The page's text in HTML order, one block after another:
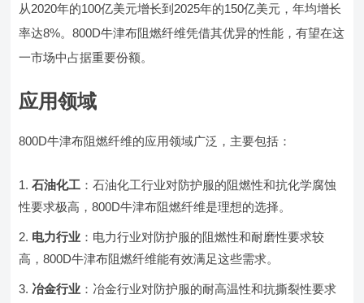
从2020年的100亿美元增长到2025年的150亿美元，年均增长
率达8%。800D牛津布阻燃纤维凭借其优异的性能，有望在这
一市场中占据重要份额。
应用领域
800D牛津布阻燃纤维的应用领域广泛，主要包括：
石油化工 ：石油化工行业对防护服的阻燃性和抗化学腐蚀
性要求极高，800D牛津布阻燃纤维是理想的选择。
电力行业 ：电力行业对防护服的阻燃性和耐磨性要求较
高，800D牛津布阻燃纤维能有效满足这些需求。
冶金行业 ：冶金行业对防护服的耐高温性和抗撕裂性要求